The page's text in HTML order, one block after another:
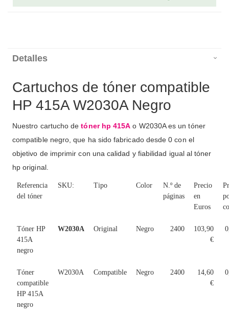
Detalles
Cartuchos de tóner compatible
HP 415A W2030A Negro
Nuestro cartucho detóner hp 415A o W2030A es un tóner
compatible negro, que ha sido fabricado desde 0 con el
objetivo de imprimir con una calidad y fiabilidad igual al tóner
hp original.
Referencia
del tóner
SKU: Tipo Color
N.º de
páginas
Precio
en
Euros
Tóner HP
415A
negro
W2030A Original Negro 2400
103,90
€
Tóner
compatible
HP 415A
negro
W2030A Compatible Negro 2400
14,60
€